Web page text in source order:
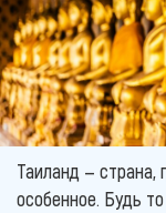
Таиланд — страна,
особенное. Будь